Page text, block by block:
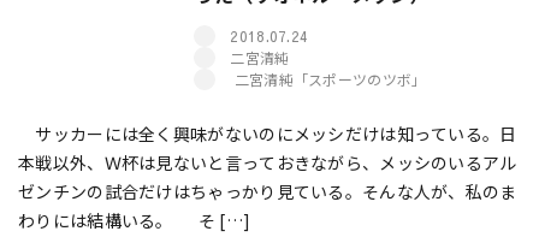
2018.07.24
二宮清純
二宮清純「スポーツのツボ」
サッカーには全く興味がないのにメッシだけは知っている。日
本戦以外、Ｗ杯は見ないと言っておきながら、メッシのいるアル
ゼンチンの試合だけはちゃっかり見ている。そんな人が、私のま
わりには結構いる。 そ […]